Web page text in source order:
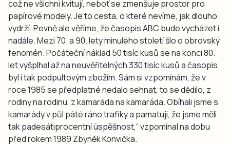
což ne všichni kvitují, neboť se zmenšuje prostor pro
papírové modely. Je to cesta, o které nevíme, jak dlouho
vydrží. Pevně ale věříme, že časopis ABC bude vycházet i
nadále. Mezi 70. a 90. lety minulého století šlo o obrovský
fenomén. Počáteční náklad 50 tisíc kusů se na konci 80.
let vyšplhal až na neuvěřitelných 330 tisíc kusů a časopis
byl i tak podpultovým zbožím. Sám si vzpomínám, že v
roce 1985 se předplatné nedalo sehnat, to se dědilo, z
rodiny na rodinu, z kamaráda na kamaráda. Obíhali jsme s
kamarády v půl páté ráno trafiky a pamatuji, že jsme měli
tak padesátiprocentní úspěšnost,“ vzpomínal na dobu
před rokem 1989 Zbyněk Konvička.